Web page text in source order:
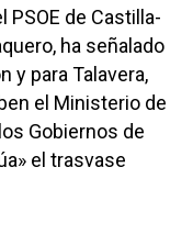
PSOE de Castilla-
ha señalado
y para Talavera,
el Ministerio de
Gobiernos de
el trasvase